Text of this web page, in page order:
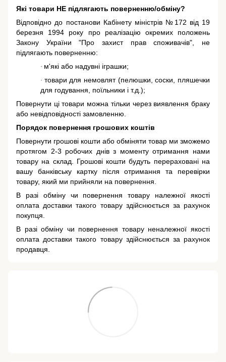
Які товари НЕ підлягають поверненню/обміну?
Відповідно до постанови Кабінету міністрів №172 від 19
березня 1994 року про реалізацію окремих положень
Закону України "Про захист прав споживачів", не
підлягають поверненню:
· м'які або надувні іграшки;
· товари для немовлят (пелюшки, соски, пляшечки
для годування, поїльники і т.д.);
Повернути ці товари можна тільки через виявлення браку
або невідповідності замовленню.
Порядок повернення грошових коштів
Повернути грошові кошти або обміняти товар ми зможемо
протягом 2-3 робочих днів з моменту отримання нами
товару на склад. Грошові кошти будуть перераховані на
вашу банківську картку після отримання та перевірки
товару, який ми прийняли на повернення.
В разі обміну чи повернення товару належної якості
оплата доставки такого товару здійснюється за рахунок
покупця.
В разі обміну чи повернення товару неналежної якості
оплата доставки такого товару здійснюється за рахунок
продавця.